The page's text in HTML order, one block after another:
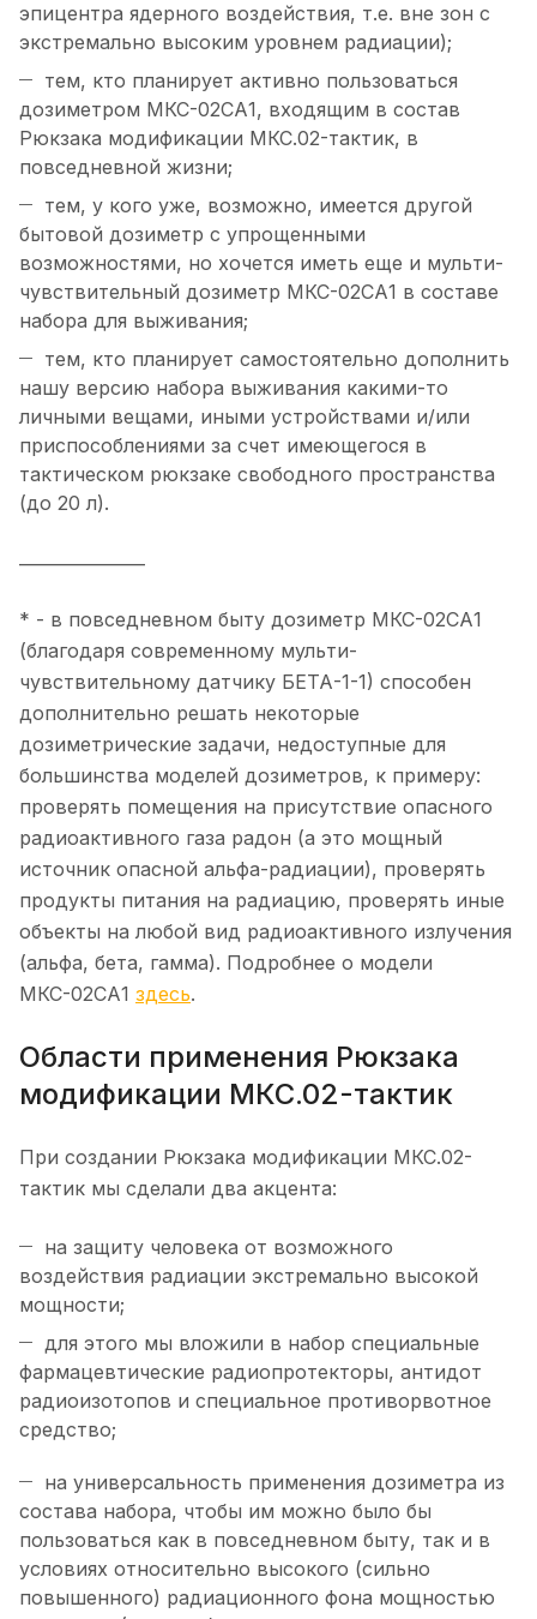
эпицентра ядерного воздействия, т.е. вне зон с
экстремально высоким уровнем радиации);
тем, кто планирует активно пользоваться
дозиметром МКС-02СА1, входящим в состав
Рюкзака модификации МКС.02-тактик, в
повседневной жизни;
тем, у кого уже, возможно, имеется другой
бытовой дозиметр с упрощенными
возможностями, но хочется иметь еще и мульти-
чувствительный дозиметр МКС-02СА1 в составе
набора для выживания;
тем, кто планирует самостоятельно дополнить
нашу версию набора выживания какими-то
личными вещами, иными устройствами и/или
приспособлениями за счет имеющегося в
тактическом рюкзаке свободного пространства
(до 20 л).
* - в повседневном быту дозиметр МКС-02СА1
(благодаря современному мульти-
чувствительному датчику БЕТА-1-1) способен
дополнительно решать некоторые
дозиметрические задачи, недоступные для
большинства моделей дозиметров, к примеру:
проверять помещения на присутствие опасного
радиоактивного газа радон (а это мощный
источник опасной альфа-радиации), проверять
продукты питания на радиацию, проверять иные
объекты на любой вид радиоактивного излучения
(альфа, бета, гамма). Подробнее о модели
МКС-02СА1 здесь.
Области применения Рюкзака
модификации МКС.02-тактик
При создании Рюкзака модификации МКС.02-
тактик мы сделали два акцента:
на защиту человека от возможного
воздействия радиации экстремально высокой
мощности;
для этого мы вложили в набор специальные
фармацевтические радиопротекторы, антидот
радиоизотопов и специальное противорвотное
средство;
на универсальность применения дозиметра из
состава набора, чтобы им можно было бы
пользоваться как в повседневном быту, так и в
условиях относительно высокого (сильно
повышенного) радиационного фона мощностью